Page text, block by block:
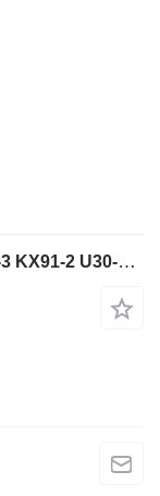
Transmisión final para Kubota KX101-3 KX91-2 U30-3 / -5 excavadora